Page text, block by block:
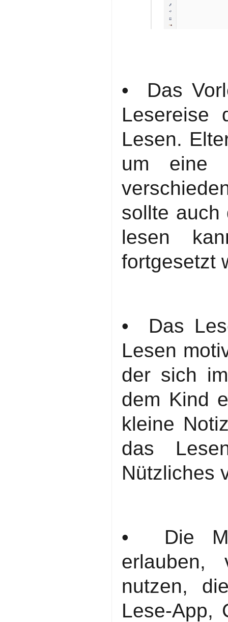
• Das
Lesereise
Lesen.
um eine
sollte auch
lesen
fortgesetzt
• Das
Lesen
der sich
dem Kind
kleine
das
Nützliches
• Die
erlauben,
nutzen,
Lese-App,